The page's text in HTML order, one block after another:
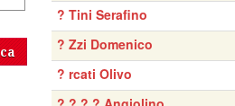
? Tini Serafino
? Zzi Domenico
? rcati Olivo